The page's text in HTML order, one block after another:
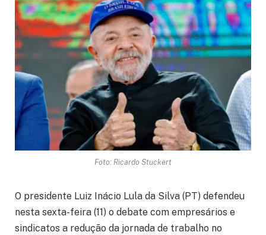
Foto: Ricardo Stuckert
O presidente Luiz Inácio Lula da Silva (PT) defendeu
nesta sexta-feira (11) o debate com empresários e
sindicatos a redução da jornada de trabalho no